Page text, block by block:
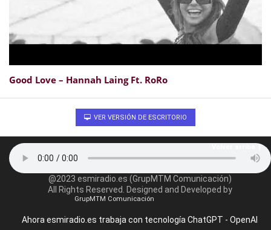
Good Love – Hannah Laing Ft. RoRo
VER VERSIÓN DE ESCRITORIO
@2023 esmiradio.es (GrupMTM Comunicación)
All Rights Reserved. Designed and Developed by
GrupMTM Comunicación
Ahora esmiradio.es trabaja con tecnología ChatGPT - OpenAI